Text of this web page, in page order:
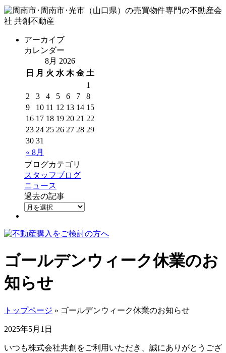
アーカイブ
カレンダー
8月 2026
日
月 火 水 木 金 土
« 8月
1
2
3 4 5 6 7
8
9
10 11 12 13 14 15
16 17 18 19 20 21 22
23 24 25 26 27 28 29
30 31
ブログカテゴリ
スタッフブログ
ニュース
過去の記事
ゴールデンウィーク休業のお
知らせ
トップページ » ゴールデンウィーク休業のお知らせ
2025年5月1日
いつも株式会社共創をご利用いただき、誠にありがとうござ